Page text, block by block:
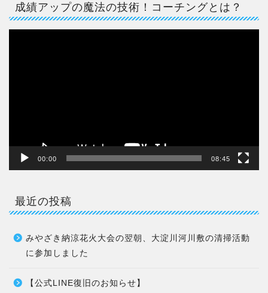
成績アップの魔法の技術！コーチングとは？
00:00 08:45
最近の投稿
みやざき納涼花火大会の翌朝、大淀川河川敷の清掃活動
に参加しました
【公式LINE復旧のお知らせ】